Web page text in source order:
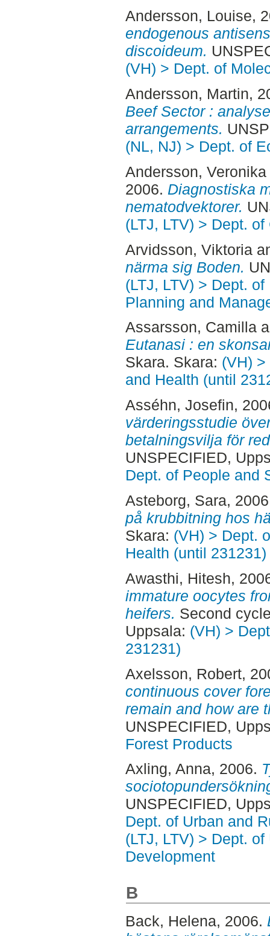
Andersson, Louise,
endogenous
discoideum.
(VH) > Dept. of
Andersson, Martin,
Beef Sector :
arrangements.
(NL, NJ) > Dept. of
Andersson, Veronika
2006. Diagnostiska
nematodvektorer.
(LTJ, LTV) > Dept.
Arvidsson, Viktoria
närma sig Boden.
(LTJ, LTV) > Dept.
Planning and
Assarsson, Camilla
Eutanasi : en
Skara. Skara: (VH)
and Health (until
Asséhn, Josefin,
värderingsstudie
betalningsvilja för
UNSPECIFIED,
Dept. of People and
Asteborg, Sara,
på krubbitning hos
Skara: (VH) > Dept.
Health (until 231231)
Awasthi, Hitesh,
immature oocytes
heifers. Second
Uppsala: (VH) >
231231)
Axelsson, Robert,
continuous cover
remain and how are
UNSPECIFIED,
Forest Products
Axling, Anna, 2006.
UNSPECIFIED,
Dept. of Urban and
(LTJ, LTV) > Dept.
Development
B
Back, Helena, 2006.